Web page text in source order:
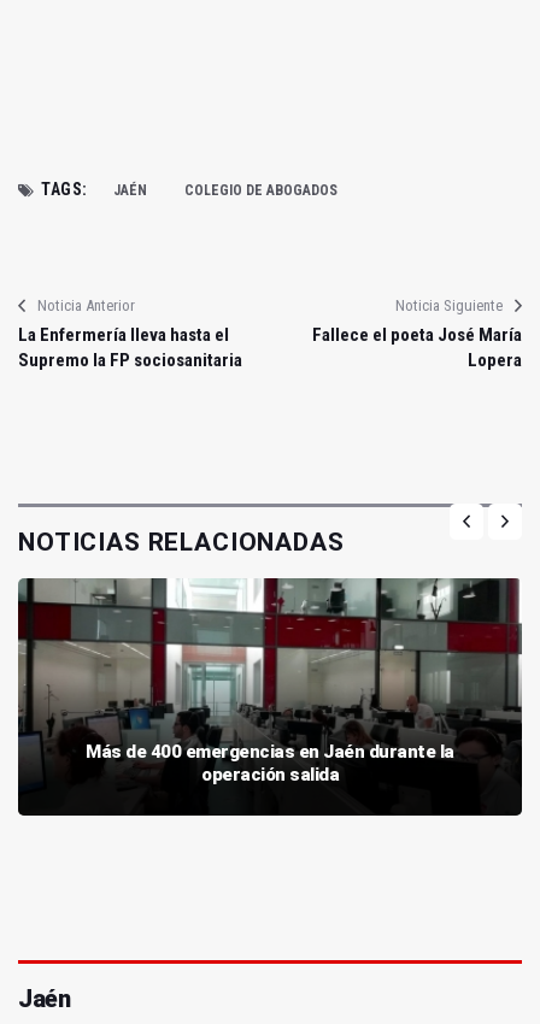
TAGS: JAÉN COLEGIO DE ABOGADOS
Noticia Anterior
La Enfermería lleva hasta el
Supremo la FP sociosanitaria
Noticia Siguiente
Fallece el poeta José María
Lopera
NOTICIAS RELACIONADAS
Más de 400 emergencias en Jaén durante la
operación salida
Jaén